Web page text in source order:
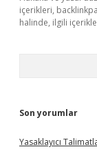
içerikleri,
halinde, ilgili
Son yorumlar
Yasaklayıcı